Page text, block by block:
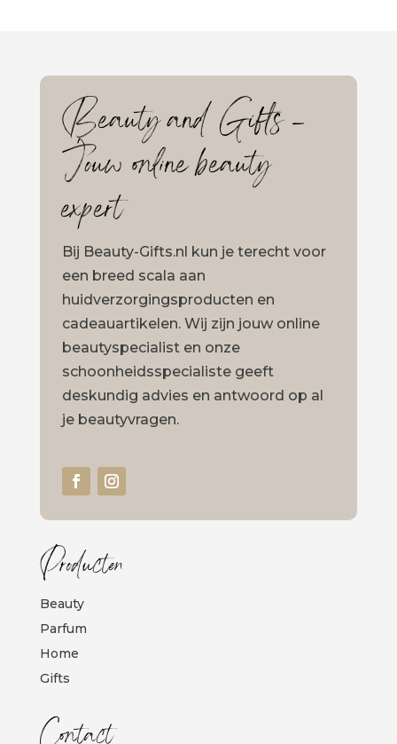
Beauty and Gifts –
Jouw online beauty
expert
Bij Beauty-Gifts.nl kun je terecht voor
een breed scala aan
huidverzorgingsproducten en
cadeauartikelen. Wij zijn jouw online
beautyspecialist en onze
schoonheidsspecialiste geeft
deskundig advies en antwoord op al
je beautyvragen.
Producten
Beauty
Parfum
Home
Gifts
Contact